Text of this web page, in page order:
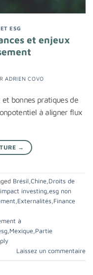
ESG
et enjeux
ADRIEN COVO
bonnes pratiques de
à aligner flux
→
Brésil Chine Droits de
investing esg non
Externalités Finance
à
Mexique Partie
Laissez un commentaire